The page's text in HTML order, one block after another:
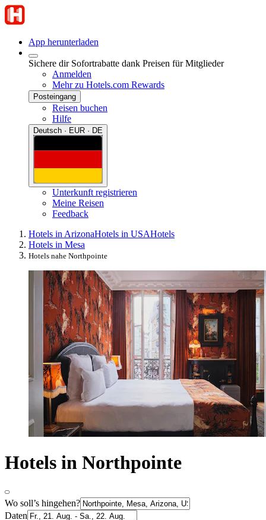
App herunterladen
Sichere dir Sofortrabatte dank Preisen für Mitglieder
Anmelden
Mehr zu Hotels.com Rewards
Posteingang
Reisen buchen
Hilfe
Deutsch · EUR · DE
Unterkunft registrieren
Meine Reisen
Feedback
Hotels in ArizonaHotels in USAHotels
Hotels in Mesa
Hotels nahe Northpointe
Hotels in Northpointe
Wo soll’s hingehen?
Daten